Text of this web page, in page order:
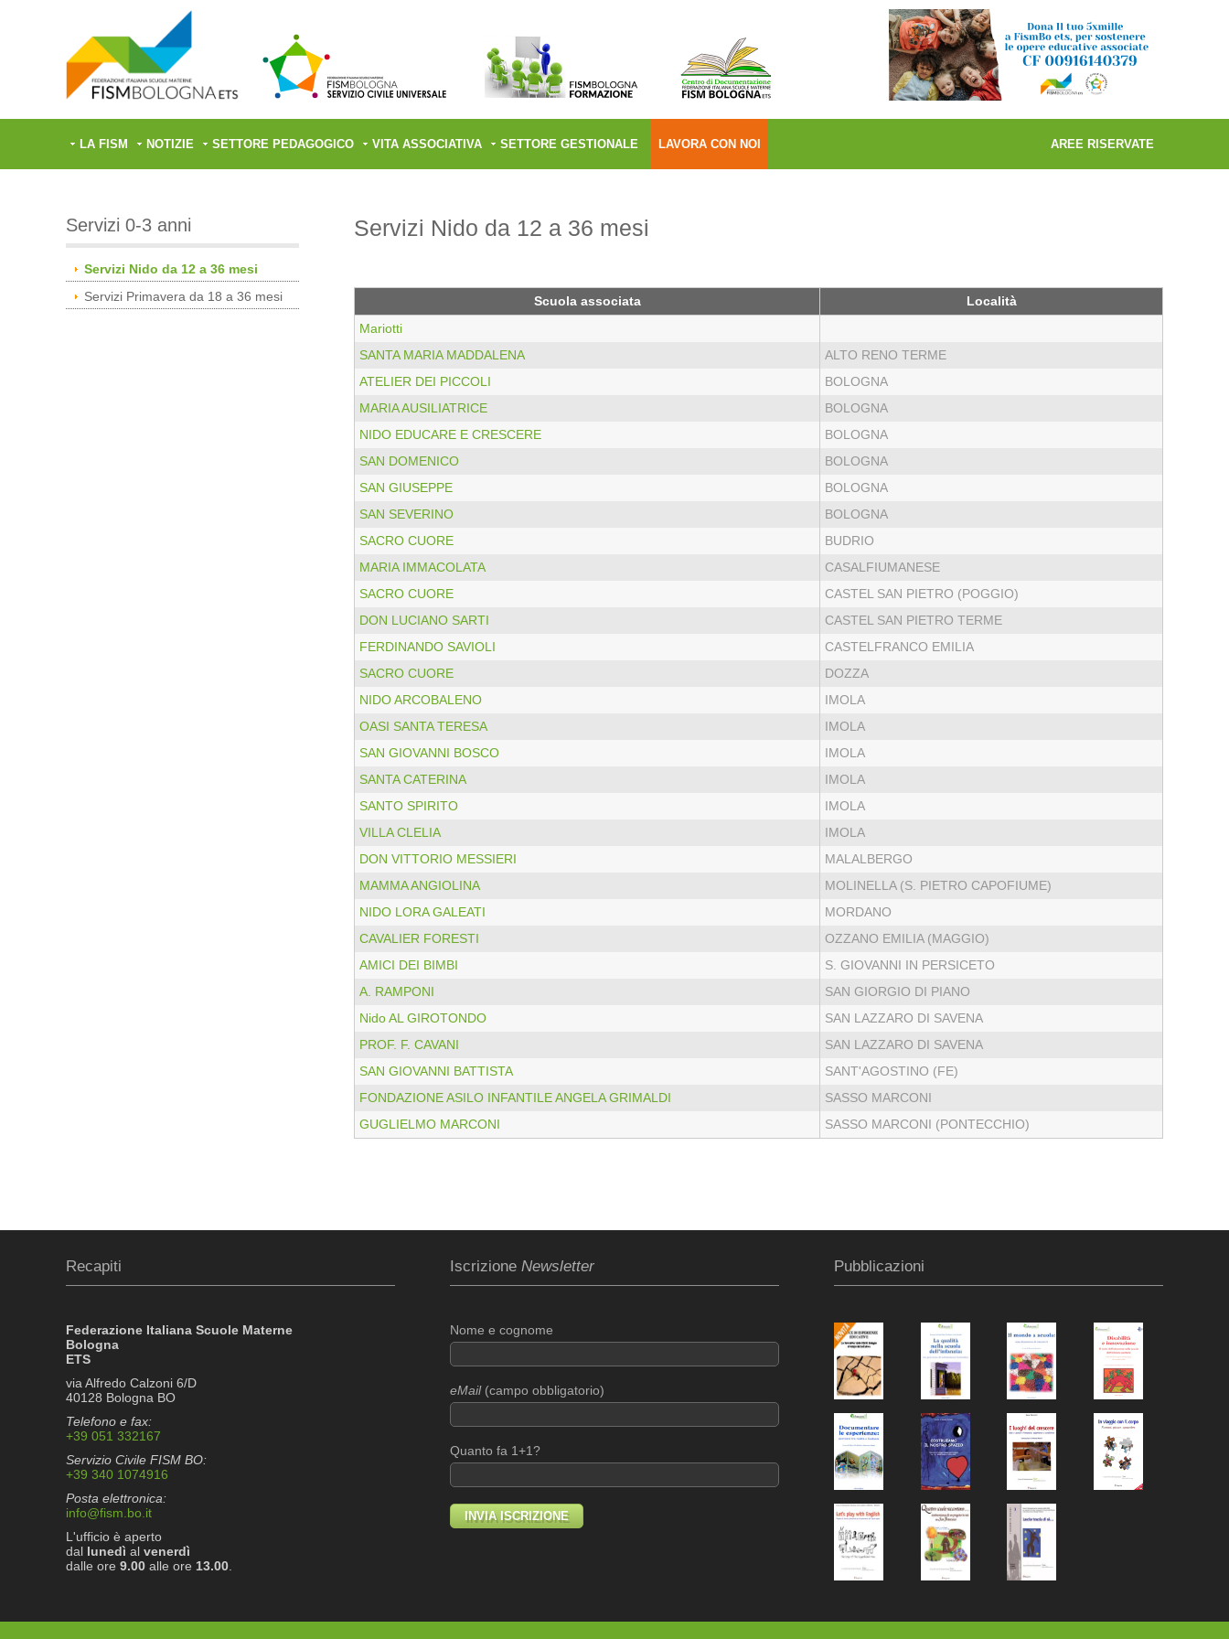
LA FISM NOTIZIE SETTORE PEDAGOGICO VITA ASSOCIATIVA SETTORE GESTIONALE LAVORA CON NOI AREE RISERVATE
Servizi 0-3 anni
Servizi Nido da 12 a 36 mesi
Servizi Primavera da 18 a 36 mesi
Servizi Nido da 12 a 36 mesi
Scuola associata
Località
Mariotti
SANTA MARIA MADDALENA
ALTO RENO TERME
ATELIER DEI PICCOLI
BOLOGNA
MARIA AUSILIATRICE
BOLOGNA
NIDO EDUCARE E CRESCERE
BOLOGNA
SAN DOMENICO
BOLOGNA
SAN GIUSEPPE
BOLOGNA
SAN SEVERINO
BOLOGNA
SACRO CUORE
BUDRIO
MARIA IMMACOLATA
CASALFIUMANESE
SACRO CUORE
CASTEL SAN PIETRO (POGGIO)
DON LUCIANO SARTI
CASTEL SAN PIETRO TERME
FERDINANDO SAVIOLI
CASTELFRANCO EMILIA
SACRO CUORE
DOZZA
NIDO ARCOBALENO
IMOLA
OASI SANTA TERESA
IMOLA
SAN GIOVANNI BOSCO
IMOLA
SANTA CATERINA
IMOLA
SANTO SPIRITO
IMOLA
VILLA CLELIA
IMOLA
DON VITTORIO MESSIERI
MALALBERGO
MAMMA ANGIOLINA
MOLINELLA (S. PIETRO CAPOFIUME)
NIDO LORA GALEATI
MORDANO
CAVALIER FORESTI
OZZANO EMILIA (MAGGIO)
AMICI DEI BIMBI
S. GIOVANNI IN PERSICETO
A. RAMPONI
SAN GIORGIO DI PIANO
Nido AL GIROTONDO
SAN LAZZARO DI SAVENA
PROF. F. CAVANI
SAN LAZZARO DI SAVENA
SAN GIOVANNI BATTISTA
SANT'AGOSTINO (FE)
FONDAZIONE ASILO INFANTILE ANGELA GRIMALDI
SASSO MARCONI
GUGLIELMO MARCONI
SASSO MARCONI (PONTECCHIO)
Recapiti
Federazione Italiana Scuole Materne
Bologna
ETS
via Alfredo Calzoni 6/D
40128 Bologna BO
Telefono e fax:
+39 051 332167
Servizio Civile FISM BO:
+39 340 1074916
Posta elettronica:
info@fism.bo.it
L'ufficio è aperto
dal lunedì al venerdì
dalle ore 9.00 alle ore 13.00
Iscrizione Newsletter
Nome e cognome
eMail(campo obbligatorio)
Quanto fa 1+1?
Pubblicazioni